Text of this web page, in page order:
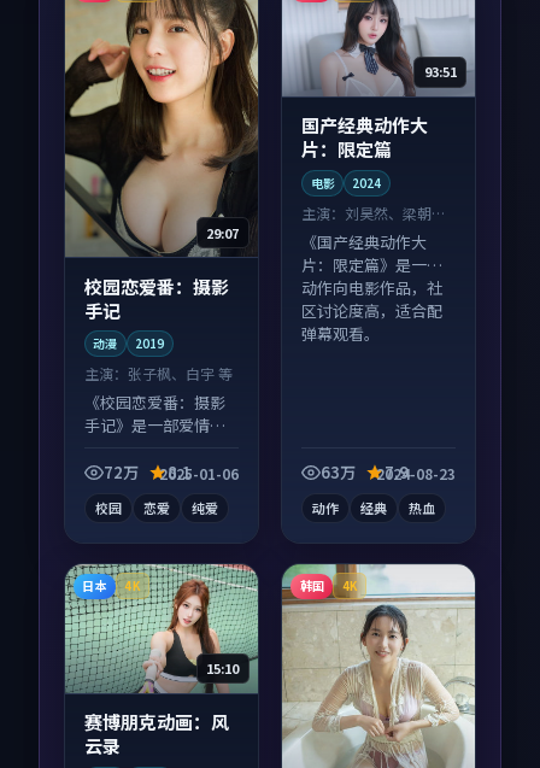
29:07
校园恋爱番：摄影
手记
动漫 2019
主演： 张子枫、白宇 等
《校园恋爱番：摄影
手记》是一部爱情向
齐全，观感爽快不拖
72万 8.1
2025-01-06
校园 恋爱 纯爱
93:51
国产经典动作大
片：限定篇
电影 2024
主演： 刘昊然、梁朝伟
等
《国产经典动作大
片：限定篇》是一部
动作向电影作品，社
区讨论度高，适合配
弹幕观看。
63万 7.9
2024-08-23
动作 经典 热血
日本 4K
15:10
赛博朋克动画：风
云录
韩国 4K